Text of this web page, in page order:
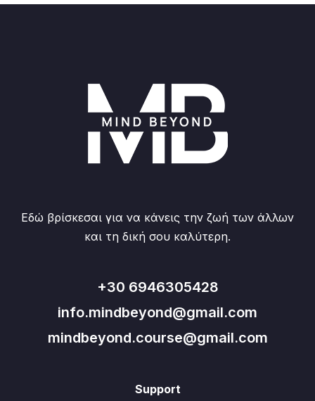
Εδώ βρίσκεσαι για να κάνεις την ζωή των άλλων
και τη δική σου καλύτερη.
+30 6946305428
info.mindbeyond@gmail.com
mindbeyond.course@gmail.com
Support